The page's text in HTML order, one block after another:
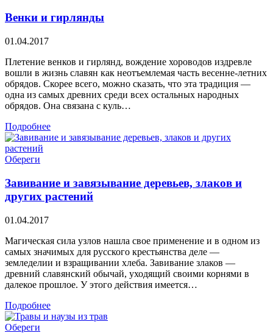
Венки и гирлянды
01.04.2017
Плетение венков и гирлянд, вождение хороводов издревле
вошли в жизнь славян как неотъемлемая часть весенне-летних
обрядов. Скорее всего, можно сказать, что эта традиция —
одна из самых древних среди всех остальных народных
обрядов. Она связана с куль…
Подробнее
Обереги
Завивание и завязывание деревьев, злаков и
других растений
01.04.2017
Магическая сила узлов нашла свое применение и в одном из
самых значимых для русского крестьянства деле —
земледелии и взращивании хлеба. Завивание злаков —
древний славянский обычай, уходящий своими корнями в
далекое прошлое. У этого действия имеется…
Подробнее
Обереги